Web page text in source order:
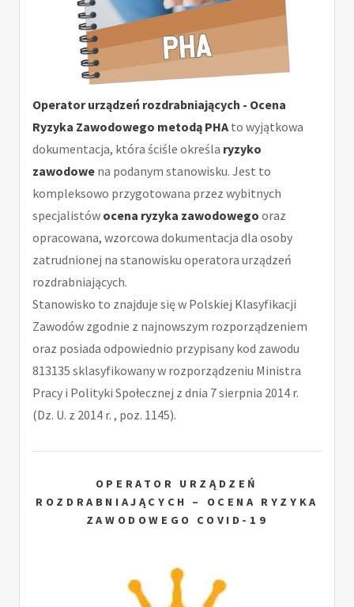
Operator urządzeń rozdrabniających - Ocena
Ryzyka Zawodowego metodą PHA to wyjątkowa
dokumentacja, która ściśle określa ryzyko
zawodowe na podanym stanowisku. Jest to
kompleksowo przygotowana przez wybitnych
specjalistów ocena ryzyka zawodowego oraz
opracowana, wzorcowa dokumentacja dla osoby
zatrudnionej na stanowisku operatora urządzeń
rozdrabniających.
Stanowisko to znajduje się w Polskiej Klasyfikacji
Zawodów zgodnie z najnowszym rozporządzeniem
oraz posiada odpowiednio przypisany kod zawodu
813135 sklasyfikowany w rozporządzeniu Ministra
Pracy i Polityki Społecznej z dnia 7 sierpnia 2014 r.
(Dz. U. z 2014 r. , poz. 1145).
OPERATOR URZĄDZEŃ
ROZDRABNIAJĄCYCH – OCENA RYZYKA
ZAWODOWEGO COVID-19